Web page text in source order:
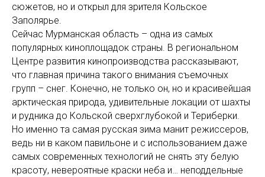
сюжетов, но и открыл для зрителя Кольское
Заполярье.
Сейчас Мурманская область – одна из самых
популярных киноплощадок страны. В региональном
Центре развития кинопроизводства рассказывают,
что главная причина такого внимания съемочных
групп – снег. Конечно, не только он, но и красивейшая
арктическая природа, удивительные локации от шахты
и рудника до Кольской сверхглубокой и Териберки.
Но именно та самая русская зима манит режиссеров,
ведь ни в каком павильоне и с использованием даже
самых современных технологий не снять эту белую
красоту, невероятные краски неба и… неподдельные